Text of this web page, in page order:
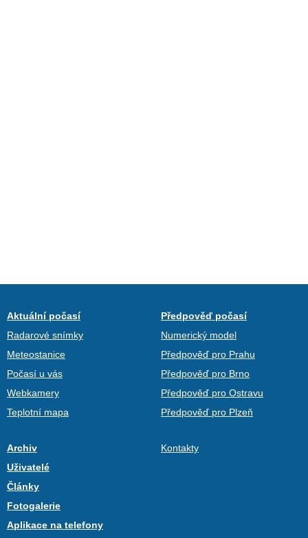
Aktuální počasí
Radarové snímky
Meteostanice
Počasí u vás
Webkamery
Teplotní mapa
Předpověď počasí
Numerický model
Předpověď pro Prahu
Předpověď pro Brno
Předpověď pro Ostravu
Předpověď pro Plzeň
Archiv
Uživatelé
Články
Fotogalerie
Aplikace na telefony
Kontakty